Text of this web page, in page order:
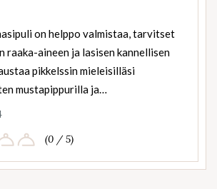
on helppo valmistaa, tarvitset
raaka-aineen ja lasisen kannellisen
pikkelssin mieleisilläsi
mustapippurilla ja…
(0 / 5)